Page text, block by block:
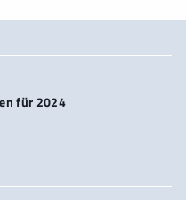
für 2024